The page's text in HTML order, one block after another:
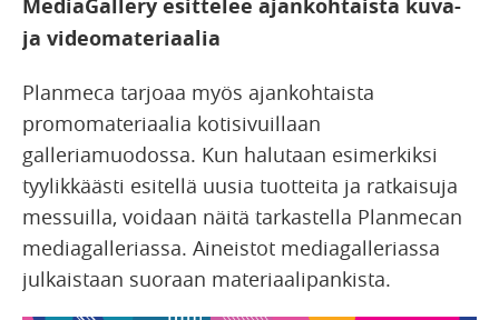
MediaGallery esittelee ajankohtaista kuva-
ja videomateriaalia
Planmeca tarjoaa myös ajankohtaista
promomateriaalia kotisivuillaan
galleriamuodossa. Kun halutaan esimerkiksi
tyylikkäästi esitellä uusia tuotteita ja ratkaisuja
messuilla, voidaan näitä tarkastella Planmecan
mediagalleriassa. Aineistot mediagalleriassa
julkaistaan suoraan materiaalipankista.